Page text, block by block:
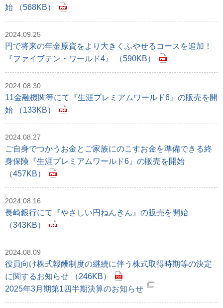
始 （568KB）
2024.09.25
円で将来の年金原資をより大きくふやせるコースを追加！
『ファイブテン・ワールド4』 （590KB）
2024.08.30
11金融機関等にて『生涯プレミアムワールド6』の販売を開
始 （133KB）
2024.08.27
ご自身でつかうお金とご家族にのこすお金を準備できる終
身保険『生涯プレミアムワールド6』の販売を開始
（457KB）
2024.08.16
長崎銀行にて『やさしい円ねんきん』の販売を開始
（343KB）
2024.08.09
役員向け株式報酬制度の継続に伴う株式取得時期等の決定
に関するお知らせ （246KB）
2025年3月期第1四半期決算のお知らせ